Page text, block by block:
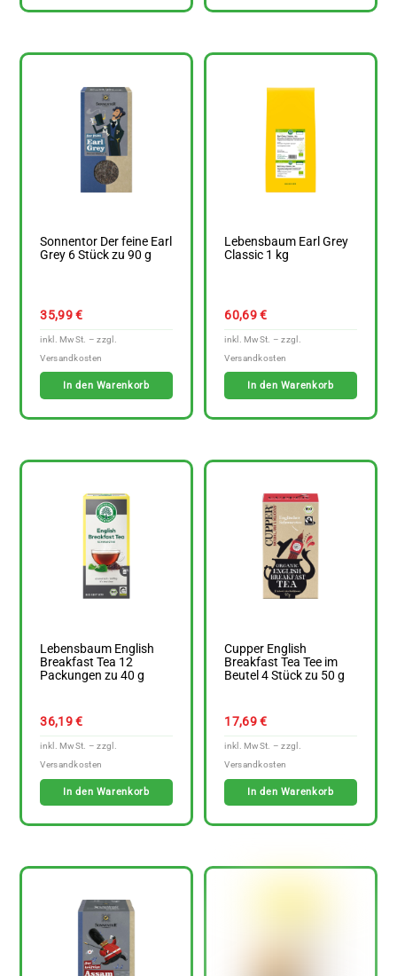
Sonnentor Der feine Earl
Grey 6 Stück zu 90 g
35,99€
In den Warenkorb
Lebensbaum Earl Grey
Classic 1 kg
60,69€
In den Warenkorb
Lebensbaum English
Breakfast Tea 12
Packungen zu 40 g
36,19€
In den Warenkorb
Cupper English
Breakfast Tea Tee im
Beutel 4 Stück zu 50 g
17,69€
In den Warenkorb